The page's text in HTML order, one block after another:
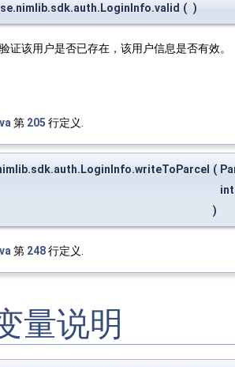
( )
证该用户是否已存在，该用户信息是否有效。
第 205 行定义.
(
)
第 248行定义.
量说明